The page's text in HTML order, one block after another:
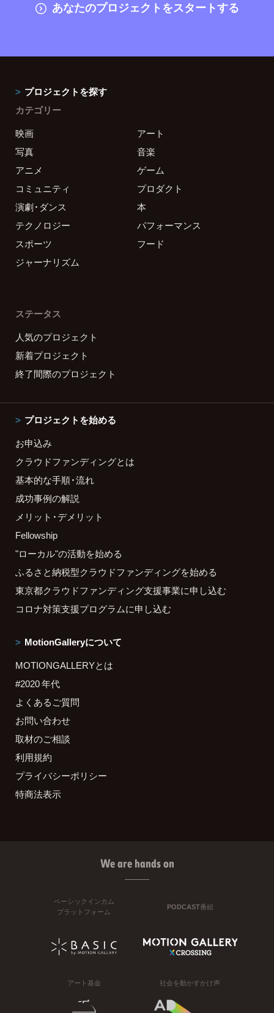
あなたのプロジェクトをスタートする
プロジェクトを探す
カテゴリー
映画
アート
写真
音楽
アニメ
ゲーム
コミュニティ
プロダクト
演劇・ダンス
本
テクノロジー
パフォーマンス
スポーツ
フード
ジャーナリズム
ステータス
人気のプロジェクト
新着プロジェクト
終了間際のプロジェクト
プロジェクトを始める
お申込み
クラウドファンディングとは
基本的な手順・流れ
成功事例の解説
メリット・デメリット
Fellowship
"ローカル"の活動を始める
ふるさと納税型クラウドファンディングを始める
東京都クラウドファンディング支援事業に申し込む
コロナ対策支援プログラムに申し込む
MotionGalleryについて
MOTIONGALLERYとは
#2020 年代
よくあるご質問
お問い合わせ
取材のご相談
利用規約
プライバシーポリシー
特商法表示
We are hands on
ベーシックインカム
プラットフォーム
PODCAST番組
アート基金 社会を動かすかけ声